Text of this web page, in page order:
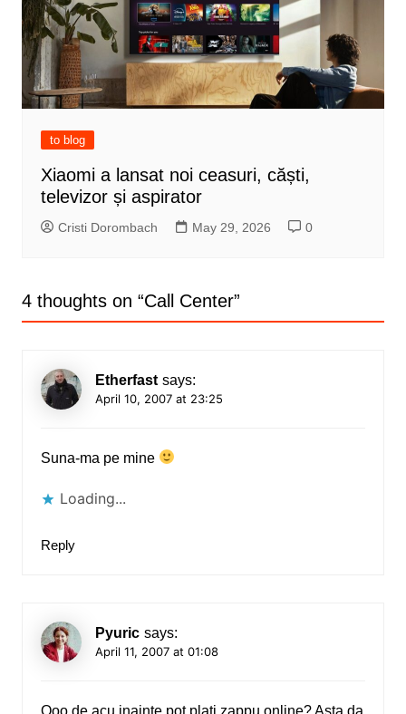
to blog
Xiaomi a lansat noi ceasuri, căști,
televizor și aspirator
Cristi Dorombach May 29, 2026 0
4 thoughts on “Call Center”
Etherfast says:
April 10, 2007 at 23:25
Suna-ma pe mine
Loading...
Reply
Pyuric says:
April 11, 2007 at 01:08
Ooo de acu inainte pot plati zappu online? Asta da